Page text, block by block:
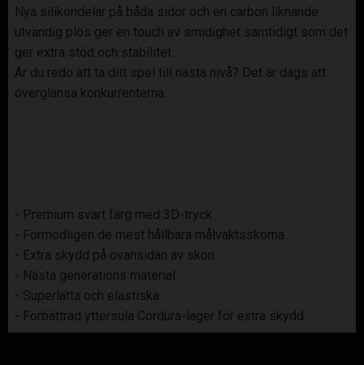
Nya silikondelar på båda sidor och en carbon liknande
utvändig plös ger en touch av smidighet samtidigt som det
ger extra stöd och stabilitet.
Är du redo att ta ditt spel till nästa nivå? Det är dags att
överglänsa konkurrenterna.
- Premium svart färg med 3D-tryck
- Förmodligen de mest hållbara målvaktsskorna
- Extra skydd på ovansidan av skon
- Nästa generations material
- Superlätta och elastiska
- Förbättrad yttersula Cordura-lager för extra skydd